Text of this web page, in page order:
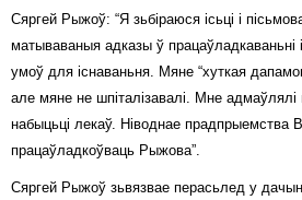
Сяргей Рыжоў: “Я зьбіраюся ісьці і
матываваныя адказы ў працаўладкаваньні
умоў для існаваньня. Мяне “хуткая
але мяне не шпіталізавалі. Мне адмаўлялі
набыцьці лекаў. Ніводнае прадпрыемства
працаўладкоўваць Рыжова”.
Сяргей Рыжоў зьвязвае перасьлед у
Свабода слова
Суд